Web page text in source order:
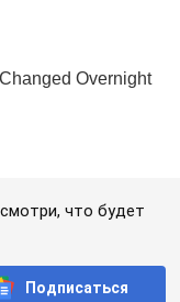
что будет
Подписаться